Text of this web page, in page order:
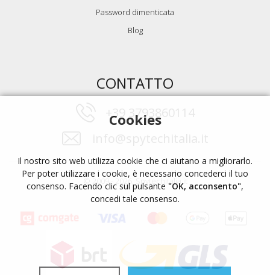
Password dimenticata
Blog
CONTATTO
+39 3793860114
© 2009 - 2026, Spytechitalia.it
Cookies
Il nostro sito web utilizza cookie che ci aiutano a migliorarlo.
Per poter utilizzare i cookie, è necessario concederci il tuo
consenso. Facendo clic sul pulsante "OK, acconsento",
concedi tale consenso.